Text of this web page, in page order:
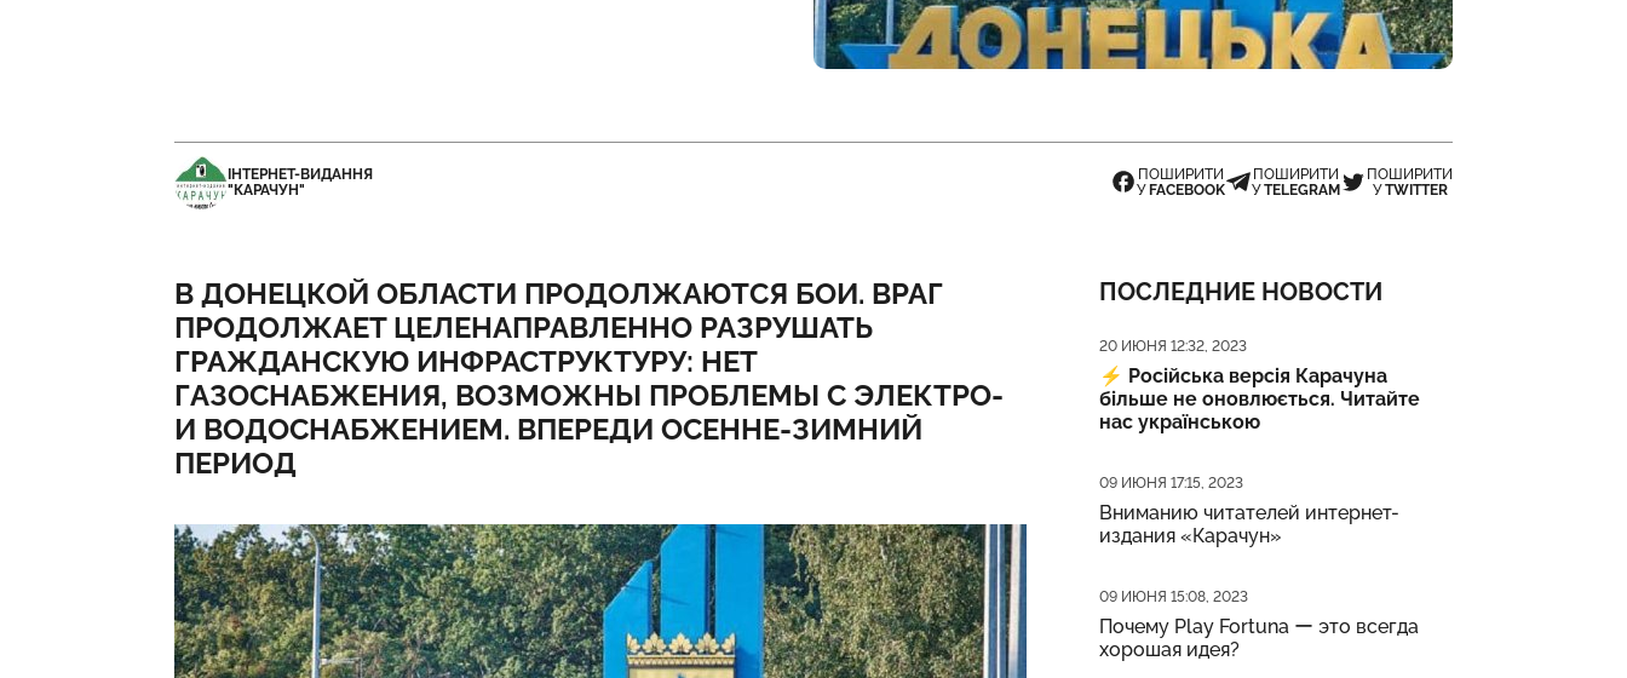
ІНТЕРНЕТ-ВИДАННЯ
"КАРАЧУН"
ПОШИРИТИ
У FACEBOOK
ПОШИРИТИ
УTELEGRAM
ПОШИРИТИ
УTWITTER
В ДОНЕЦКОЙ ОБЛАСТИ ПРОДОЛЖАЮТСЯ БОИ. ВРАГ
ПРОДОЛЖАЕТ ЦЕЛЕНАПРАВЛЕННО РАЗРУШАТЬ
ГРАЖДАНСКУЮ ИНФРАСТРУКТУРУ: НЕТ
ГАЗОСНАБЖЕНИЯ, ВОЗМОЖНЫ ПРОБЛЕМЫ С ЭЛЕКТРО-
И ВОДОСНАБЖЕНИЕМ. ВПЕРЕДИ ОСЕННЕ-ЗИМНИЙ
ПЕРИОД
ПОСЛЕДНИЕ НОВОСТИ
Дата публикации
20 ИЮНЯ 12:32, 2023
⚡️ Російська версія Карачуна
більше не оновлюється. Читайте
нас українською
Дата публикации
09 ИЮНЯ 17:15, 2023
Вниманию читателей интернет-
издания «Карачун»
Дата публикации
09 ИЮНЯ 15:08, 2023
Почему Play Fortuna ー это всегда
хорошая идея?